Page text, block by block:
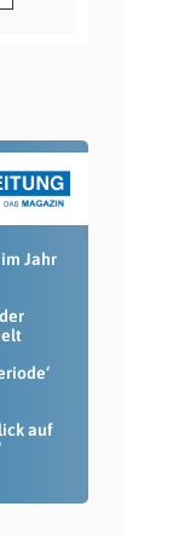
Jahr
auf